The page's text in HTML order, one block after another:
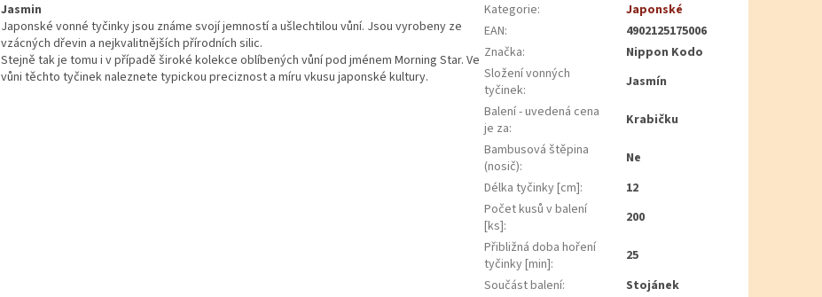
Jasmin
Japonské vonné tyčinky jsou známe svojí jemností a ušlechtilou vůní. Jsou vyrobeny ze
vzácných dřevin a nejkvalitnějších přírodních silic.
Stejně tak je tomu i v případě široké kolekce oblíbených vůní pod jménem Morning Star. Ve
vůni těchto tyčinek naleznete typickou preciznost a míru vkusu japonské kultury.
Kategorie:
Japonské
EAN:
4902125175006
Značka:
Nippon Kodo
Složení vonných
tyčinek:
Jasmín
Balení - uvedená cena
je za:
Krabičku
Bambusová štěpina
(nosič):
Ne
Délka tyčinky [cm]:
12
Počet kusů v balení
[ks]:
200
Přibližná doba hoření
tyčinky [min]:
25
Součást balení:
Stojánek